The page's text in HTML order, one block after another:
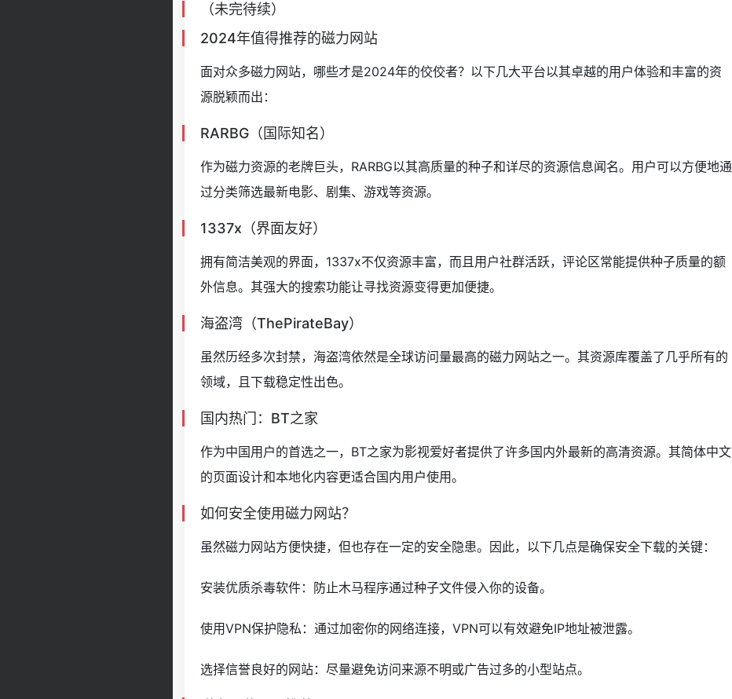
（未完待续）
2024年值得推荐的磁力网站
面对众多磁力网站，哪些才是2024年的佼佼者？以下几大平台以其卓越的用户体验和丰富的资
源脱颖而出：
RARBG（国际知名）
作为磁力资源的老牌巨头，RARBG以其高质量的种子和详尽的资源信息闻名。用户可以方便地通
过分类筛选最新电影、剧集、游戏等资源。
1337x（界面友好）
拥有简洁美观的界面，1337x不仅资源丰富，而且用户社群活跃，评论区常能提供种子质量的额
外信息。其强大的搜索功能让寻找资源变得更加便捷。
海盗湾（ThePirateBay）
虽然历经多次封禁，海盗湾依然是全球访问量最高的磁力网站之一。其资源库覆盖了几乎所有的
领域，且下载稳定性出色。
国内热门：BT之家
作为中国用户的首选之一，BT之家为影视爱好者提供了许多国内外最新的高清资源。其简体中文
的页面设计和本地化内容更适合国内用户使用。
如何安全使用磁力网站？
虽然磁力网站方便快捷，但也存在一定的安全隐患。因此，以下几点是确保安全下载的关键：
安装优质杀毒软件：防止木马程序通过种子文件侵入你的设备。
使用VPN保护隐私：通过加密你的网络连接，VPN可以有效避免IP地址被泄露。
选择信誉良好的网站：尽量避免访问来源不明或广告过多的小型站点。